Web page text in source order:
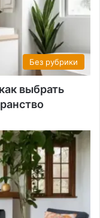
Без рубрики
выбрать